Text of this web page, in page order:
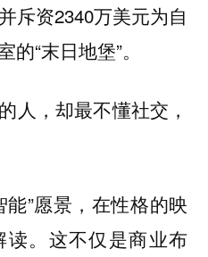
斥资2340万美元为自
“末日地堡”。
人，却最不懂社交，
”愿景，在性格的映
。这不仅是商业布